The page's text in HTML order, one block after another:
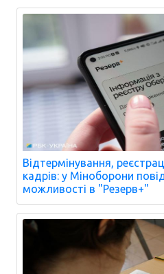
Відтермінування,
кадрів: у Міноборони
можливості в "Резерв+"